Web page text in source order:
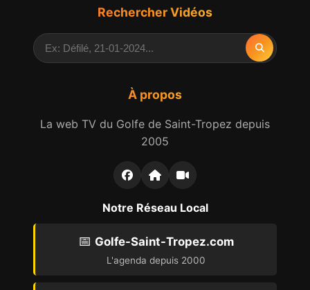
À propos
La web TV du Golfe de Saint-Tropez depuis
2005
Notre Réseau Local
📅 Golfe-Saint-Tropez.com
L'agenda depuis 2000
Rechercher Vidéos